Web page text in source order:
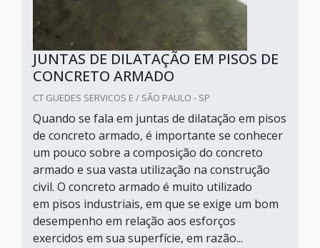
JUNTAS DE DILATAÇÃO EM PISOS DE
CONCRETO ARMADO
CT GUEDES SERVICOS E / SÃO PAULO - SP
Quando se fala em juntas de dilatação em pisos
de concreto armado, é importante se conhecer
um pouco sobre a composição do concreto
armado e sua vasta utilização na construção
civil. O concreto armado é muito utilizado
em pisos industriais, em que se exige um bom
desempenho em relação aos esforços
exercidos em sua superfície, em razão...